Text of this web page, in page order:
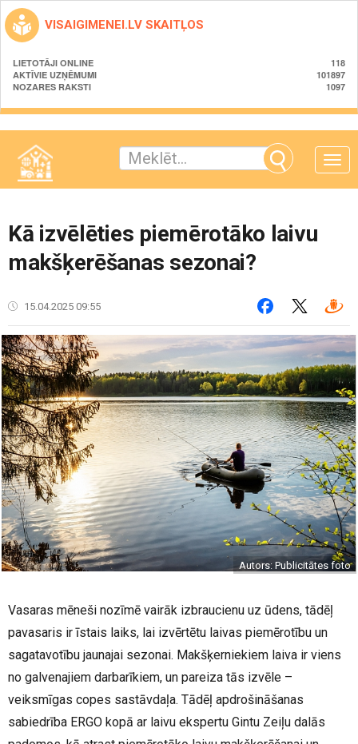
VISAIGIMENEI.LV SKAITĻOS
LIETOTĀJI ONLINE
118
AKTĪVIE UZŅĒMUMI
101897
NOZARES RAKSTI
1097
Toggle
Kā izvēlēties piemērotāko laivu
makšķerēšanas sezonai?
15.04.2025 09:55
Autors: Publicitātes foto
Vasaras mēneši nozīmē vairāk izbraucienu uz ūdens, tādēļ
pavasaris ir īstais laiks, lai izvērtētu laivas piemērotību un
sagatavotību jaunajai sezonai. Makšķerniekiem laiva ir viens
no galvenajiem darbarīkiem, un pareiza tās izvēle –
veiksmīgas copes sastāvdaļa. Tādēļ apdrošināšanas
sabiedrība ERGO kopā ar laivu ekspertu Gintu Zeiļu dalās